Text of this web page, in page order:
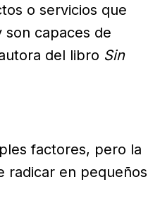
o servicios que
son capaces de
del libro Sin
factores, pero la
radicar en pequeños